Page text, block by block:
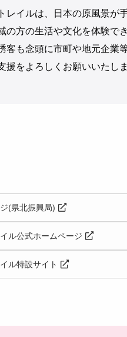
レイルは、日本の原風景が
の方の生活や文化を体験で
客も念頭に市町や地元企業
援をよろしくお願いいたしま
(県北振興局)
ル公式ホームページ
ル特設サイト